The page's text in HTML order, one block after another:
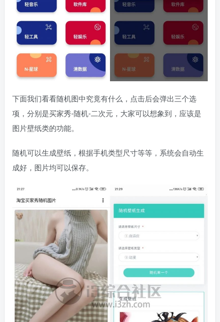
下面我们看看随机图中究竟有什么，点击后会弹出三个选
项，分别是买家秀-随机-二次元，大家可以想象到，应该是
图片壁纸类的功能。
随机可以生成壁纸，根据手机类型尺寸等等，系统会自动生
成好，图片均可以保存。